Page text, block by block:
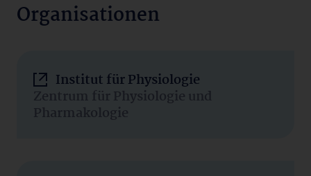
Organisationen
Institut für Physiologie
Zentrum für Physiologie und
Pharmakologie